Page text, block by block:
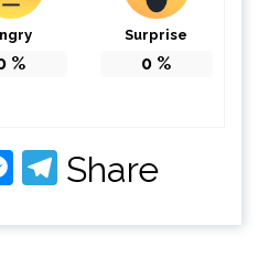
%
Surprise
0 %
Messenger
Telegram
Share